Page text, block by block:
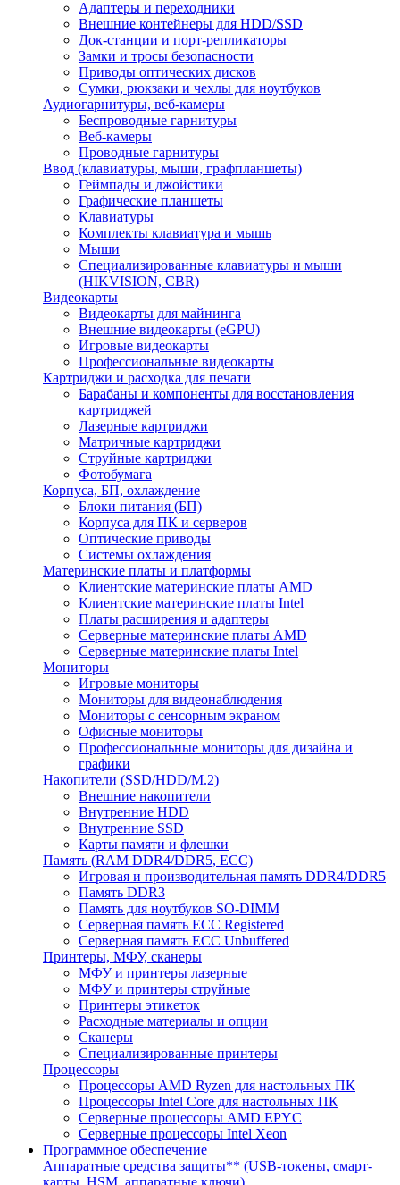
Адаптеры и переходники
Внешние контейнеры для HDD/SSD
Док-станции и порт-репликаторы
Замки и тросы безопасности
Приводы оптических дисков
Сумки, рюкзаки и чехлы для ноутбуков
Аудиогарнитуры, веб-камеры
Беспроводные гарнитуры
Веб-камеры
Проводные гарнитуры
Ввод (клавиатуры, мыши, графпланшеты)
Геймпады и джойстики
Графические планшеты
Клавиатуры
Комплекты клавиатура и мышь
Мыши
Специализированные клавиатуры и мыши
(HIKVISION, CBR)
Видеокарты
Видеокарты для майнинга
Внешние видеокарты (eGPU)
Игровые видеокарты
Профессиональные видеокарты
Картриджи и расходка для печати
Барабаны и компоненты для восстановления
картриджей
Лазерные картриджи
Матричные картриджи
Струйные картриджи
Фотобумага
Корпуса, БП, охлаждение
Блоки питания (БП)
Корпуса для ПК и серверов
Оптические приводы
Системы охлаждения
Материнские платы и платформы
Клиентские материнские платы AMD
Клиентские материнские платы Intel
Платы расширения и адаптеры
Серверные материнские платы AMD
Серверные материнские платы Intel
Мониторы
Игровые мониторы
Мониторы для видеонаблюдения
Мониторы с сенсорным экраном
Офисные мониторы
Профессиональные мониторы для дизайна и
графики
Накопители (SSD/HDD/M.2)
Внешние накопители
Внутренние HDD
Внутренние SSD
Карты памяти и флешки
Память (RAM DDR4/DDR5, ECC)
Игровая и производительная память DDR4/DDR5
Память DDR3
Память для ноутбуков SO-DIMM
Серверная память ECC Registered
Серверная память ECC Unbuffered
Принтеры, МФУ, сканеры
МФУ и принтеры лазерные
МФУ и принтеры струйные
Принтеры этикеток
Расходные материалы и опции
Сканеры
Специализированные принтеры
Процессоры
Процессоры AMD Ryzen для настольных ПК
Процессоры Intel Core для настольных ПК
Серверные процессоры AMD EPYC
Серверные процессоры Intel Xeon
Программное обеспечение
Аппаратные средства защиты** (USB-токены, смарт-
карты, HSM, аппаратные ключи)